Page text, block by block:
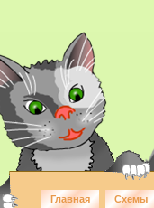
Главная Схемы